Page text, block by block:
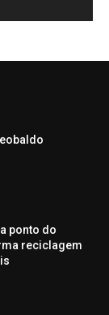
ponto do
reciclagem